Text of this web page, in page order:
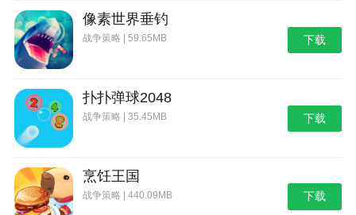
像素世界垂钓
战争策略 | 59.65MB 下载
扑扑弹球2048
战争策略 | 35.45MB 下载
烹饪王国
战争策略 | 440.09MB 下载